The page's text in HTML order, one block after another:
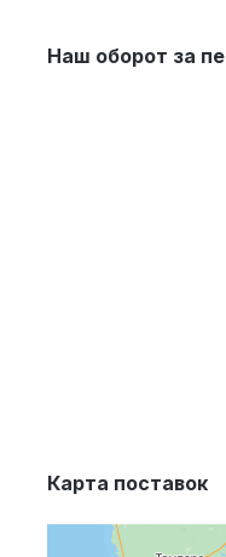
Наш оборот за
Карта поставок